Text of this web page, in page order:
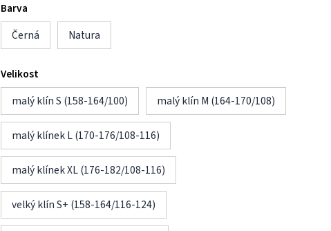
Barva
Černá
Natura
Velikost
malý klín S (158-164/100)
malý klín M (164-170/108)
malý klínek L (170-176/108-116)
malý klínek XL (176-182/108-116)
velký klín S+ (158-164/116-124)